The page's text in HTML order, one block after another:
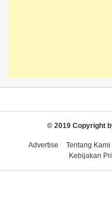
© 2019 Copyright
Advertise Tentang Kami
Kebijakan